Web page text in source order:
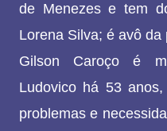
de Menezes e tem
Lorena Silva; é avô da
Gilson Caroço é
Ludovico há 53
problemas e